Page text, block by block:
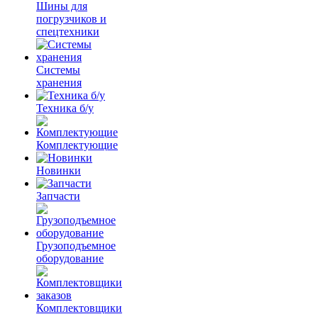
Шины для
погрузчиков и
спецтехники
Системы
хранения
Техника б/у
Комплектующие
Новинки
Запчасти
Грузоподъемное
оборудование
Комплектовщики